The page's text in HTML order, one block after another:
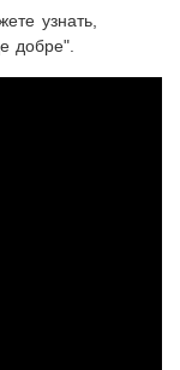
узнать,
добре".